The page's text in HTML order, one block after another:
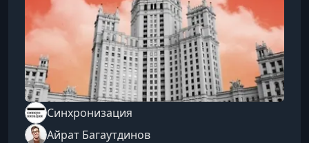
Синхронизация
Айрат Багаутдинов